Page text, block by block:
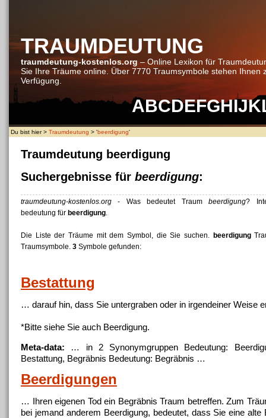
TRAUMDEUTUNG
traumdeutung-kostenlos.org– Online Lexikon für
Sie Ihre Träume online. Über 7770 Traumsymbole stehen Ihnen
Verfügung.
ABCDEFGHIJK
Du bist hier > Traumdeutung > 'beerdigung'
Traumdeutung beerdigung
Suchergebnisse für beerdigung:
traumdeutung-kostenlos.org - Was bedeutet Traumbeerdigung?
bedeutung für beerdigung.
Die Liste der Träume mit dem Symbol, die Sie suchen. beerdigung
Traumsymbole. 3 Symbole gefunden:
Bestattung
… darauf hin, dass Sie untergraben oder in irgendeiner Weise
*Bitte siehe Sie auch Beerdigung.
Meta-data: … in 2 Synonymgruppen Bedeutung:
Bestattung, Begräbnis Bedeutung: Begräbnis …
Beerdigungen
… Ihren eigenen Tod ein Begräbnis Traum betreffen. Zum
bei jemand anderem Beerdigung, bedeutet, dass Sie eine alte